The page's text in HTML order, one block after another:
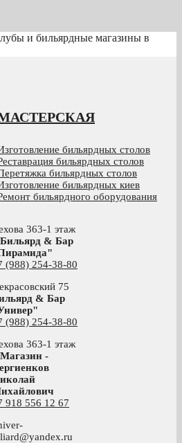
и бильярдные магазины в
бильярдных столов
бильярдных столов
бильярдных столов
бильярдных киев
бильярдного оборудования
363-1 этаж
Бильярд & Бар
(988) 254-38-80
75
& Бар
(988) 254-38-80
363-1 этаж
Магазин -
918 556 12 67